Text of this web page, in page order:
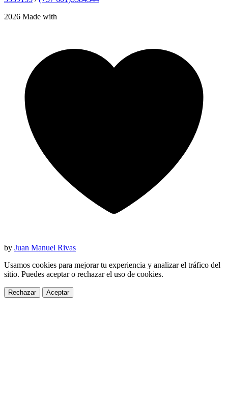
2026 Made with
by Juan Manuel Rivas
Usamos cookies para mejorar tu experiencia y analizar el tráfico del
sitio. Puedes aceptar o rechazar el uso de cookies.
Rechazar Aceptar